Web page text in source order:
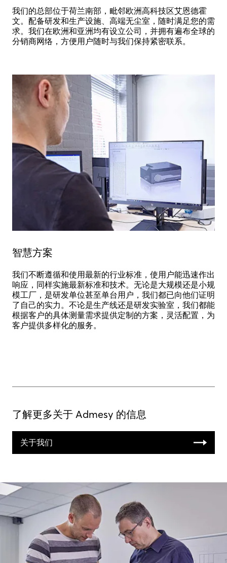
我们的总部位于荷兰南部，毗邻欧洲高科技区艾恩德霍
文。配备研发和生产设施、高端无尘室，随时满足您的需
求。我们在欧洲和亚洲均有设立公司，并拥有遍布全球的
分销商网络，方便用户随时与我们保持紧密联系。
智慧方案
我们不断遵循和使用最新的行业标准，使用户能迅速作出
响应，同样实施最新标准和技术。无论是大规模还是小规
模工厂，是研发单位甚至单台用户，我们都已向他们证明
了自己的实力。不论是生产线还是研发实验室，我们都能
根据客户的具体测量需求提供定制的方案，灵活配置，为
客户提供多样化的服务。
了解更多关于 Admesy 的信息
关于我们